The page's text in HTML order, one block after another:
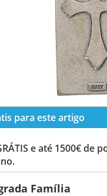
para este artigo
e até 1500€ de
Família